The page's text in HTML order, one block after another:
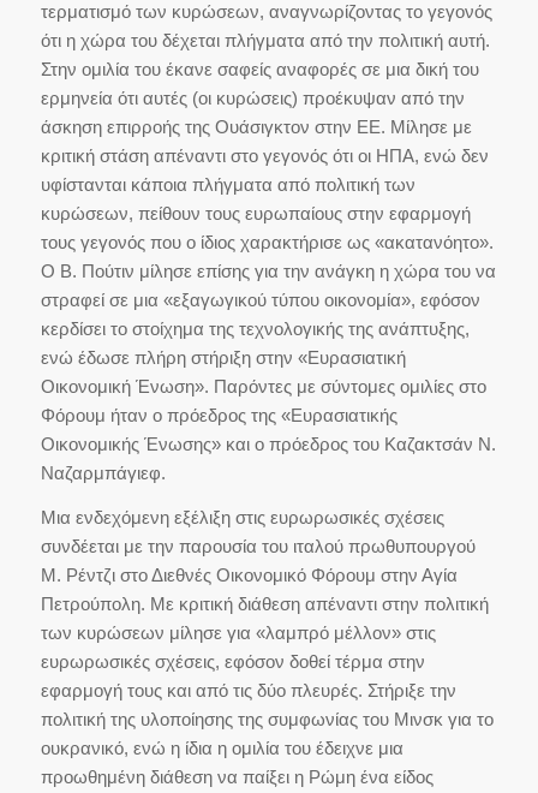
τερματισμό των κυρώσεων, αναγνωρίζοντας το γεγονός
ότι η χώρα του δέχεται πλήγματα από την πολιτική αυτή.
Στην ομιλία του έκανε σαφείς αναφορές σε μια δική του
ερμηνεία ότι αυτές (οι κυρώσεις) προέκυψαν από την
άσκηση επιρροής της Ουάσιγκτον στην ΕΕ. Μίλησε με
κριτική στάση απέναντι στο γεγονός ότι οι ΗΠΑ, ενώ δεν
υφίστανται κάποια πλήγματα από πολιτική των
κυρώσεων, πείθουν τους ευρωπαίους στην εφαρμογή
τους γεγονός που ο ίδιος χαρακτήρισε ως «ακατανόητο».
Ο Β. Πούτιν μίλησε επίσης για την ανάγκη η χώρα του να
στραφεί σε μια «εξαγωγικού τύπου οικονομία», εφόσον
κερδίσει το στοίχημα της τεχνολογικής της ανάπτυξης,
ενώ έδωσε πλήρη στήριξη στην «Ευρασιατική
Οικονομική Ένωση». Παρόντες με σύντομες ομιλίες στο
Φόρουμ ήταν ο πρόεδρος της «Ευρασιατικής
Οικονομικής Ένωσης» και ο πρόεδρος του Καζακτσάν Ν.
Ναζαρμπάγιεφ.
Μια ενδεχόμενη εξέλιξη στις ευρωρωσικές σχέσεις
συνδέεται με την παρουσία του ιταλού πρωθυπουργού
Μ. Ρέντζι στο Διεθνές Οικονομικό Φόρουμ στην Αγία
Πετρούπολη. Με κριτική διάθεση απέναντι στην πολιτική
των κυρώσεων μίλησε για «λαμπρό μέλλον» στις
ευρωρωσικές σχέσεις, εφόσον δοθεί τέρμα στην
εφαρμογή τους και από τις δύο πλευρές. Στήριξε την
πολιτική της υλοποίησης της συμφωνίας του Μινσκ για το
ουκρανικό, ενώ η ίδια η ομιλία του έδειχνε μια
προωθημένη διάθεση να παίξει η Ρώμη ένα είδος